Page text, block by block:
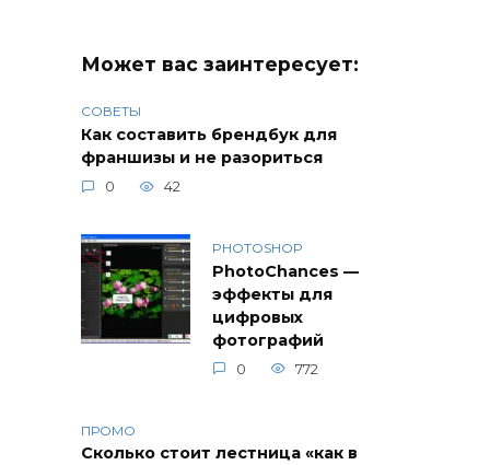
Может вас заинтересует:
СОВЕТЫ
Как составить брендбук для
франшизы и не разориться
0 42
PHOTOSHOP
PhotoChances —
эффекты для
цифровых
фотографий
0 772
ПРОМО
Сколько стоит лестница «как в